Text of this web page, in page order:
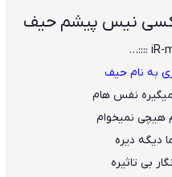
نیس پیشم حیف
به نام حیف
نفس هام
هیچی نمیخوام
دیگه دیره
بی تاثیره